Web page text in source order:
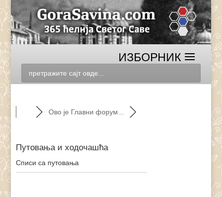
Ово је Главни форум...
Путовања и ходочашћа
Списи са путовања